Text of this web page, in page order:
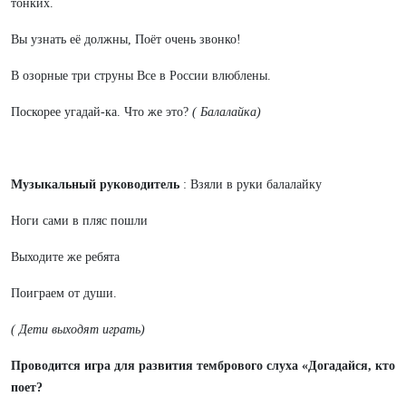
тонких.
Вы узнать её должны, Поёт очень звонко!
В озорные три струны Все в России влюблены.
Поскорее угадай-ка. Что же это? ( Балалайка)
Музыкальный руководитель : Взяли в руки балалайку
Ноги сами в пляс пошли
Выходите же ребята
Поиграем от души.
( Дети выходят играть)
Проводится игра для развития тембрового слуха «Догадайся, кто
поет?